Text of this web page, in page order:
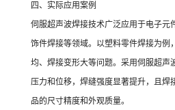
四、实际应用案例
伺服超声波焊接技术广泛应用于电子元
饰件焊接等领域。以塑料零件焊接为例
均、焊接变形大等问题。采用伺服超声
压力和位移，焊缝强度显著提升，且焊
品的尺寸精度和外观质量。